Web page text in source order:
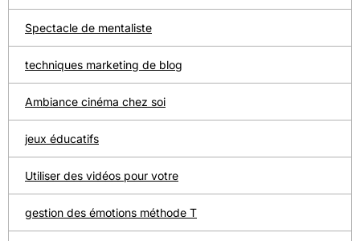
Spectacle de mentaliste
techniques marketing de blog
Ambiance cinéma chez soi
jeux éducatifs
Utiliser des vidéos pour votre
gestion des émotions méthode T